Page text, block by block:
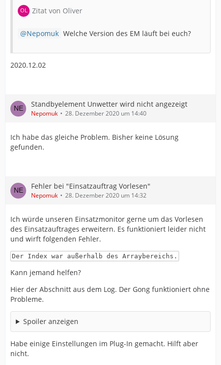
Zitat von Oliver
Nepomuk Welche Version des EM läuft bei euch?
2020.12.02
Standbyelement Unwetter wird nicht angezeigt
Nepomuk 28. Dezember 2020 um 14:40
Ich habe das gleiche Problem. Bisher keine Lösung
gefunden.
Fehler bei "Einsatzauftrag Vorlesen"
Nepomuk 28. Dezember 2020 um 14:32
Ich würde unseren Einsatzmonitor gerne um das Vorlesen
des Einsatzauftrages erweitern. Es funktioniert leider nicht
und wirft folgenden Fehler.
Der Index war außerhalb des Arraybereichs.
Kann jemand helfen?
Hier der Abschnitt aus dem Log. Der Gong funktioniert ohne
Probleme.
Spoiler anzeigen
Habe einige Einstellungen im Plug-In gemacht. Hilft aber
nicht.